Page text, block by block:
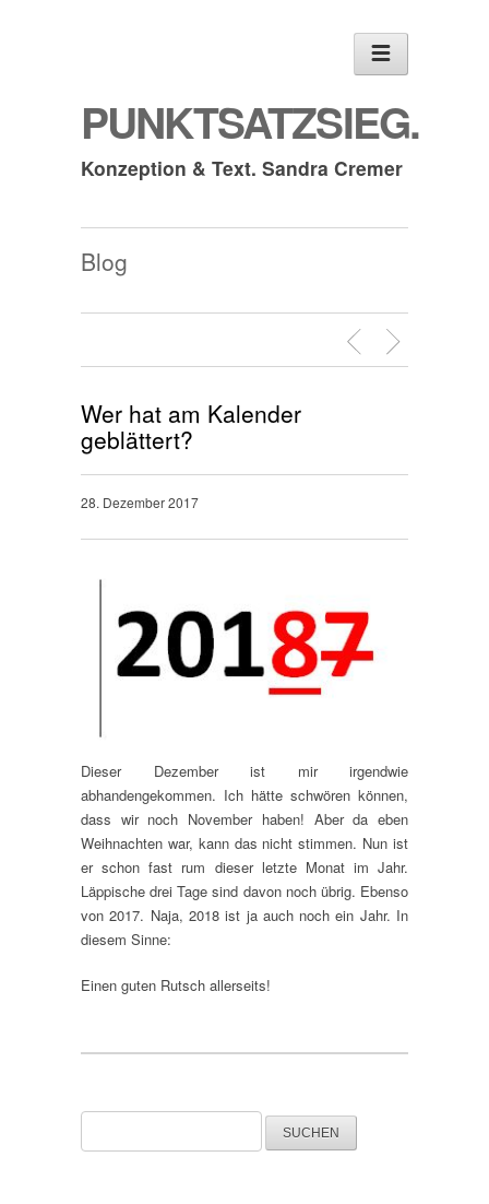
PUNKTSATZSIEG.
Konzeption & Text. Sandra Cremer
Blog
Wer hat am Kalender
geblättert?
28. Dezember 2017
Dieser Dezember ist mir irgendwie
abhandengekommen. Ich hätte schwören können,
dass wir noch November haben! Aber da eben
Weihnachten war, kann das nicht stimmen. Nun ist
er schon fast rum dieser letzte Monat im Jahr.
Läppische drei Tage sind davon noch übrig. Ebenso
von 2017. Naja, 2018 ist ja auch noch ein Jahr. In
diesem Sinne:
Einen guten Rutsch allerseits!
nach: